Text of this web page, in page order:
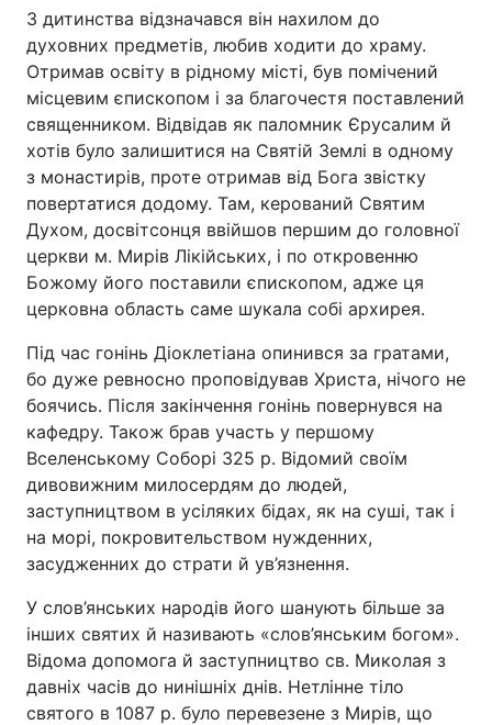
З дитинства відзначався він нахилом до
духовних предметів, любив ходити до храму.
Отримав освіту в рідному місті, був помічений
місцевим єпископом і за благочестя поставлений
священником. Відвідав як паломник Єрусалим й
хотів було залишитися на Святій Землі в одному
з монастирів, проте отримав від Бога звістку
повертатися додому. Там, керований Святим
Духом, досвітсонця ввійшов першим до головної
церкви м. Мирів Лікійських, і по откровенню
Божому його поставили єпископом, адже ця
церковна область саме шукала собі архирея.
Під час гонінь Діоклетіана опинився за гратами,
бо дуже ревносно проповідував Христа, нічого не
боячись. Після закінчення гонінь повернувся на
кафедру. Також брав участь у першому
Вселенському Соборі 325 р. Відомий своїм
дивовижним милосердям до людей,
заступництвом в усіляких бідах, як на суші, так і
на морі, покровительством нужденних,
засудженних до страти й ув’язнення.
У слов’янських народів його шанують більше за
інших святих й називають «слов’янським богом».
Відома допомога й заступництво св. Миколая з
давніх часів до нинішніх днів. Нетлінне тіло
святого в 1087 р. було перевезене з Мирів, що